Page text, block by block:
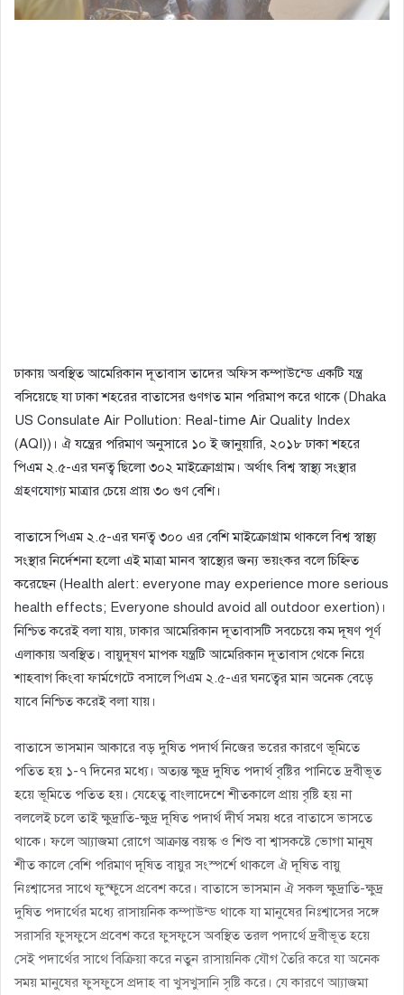
ঢাকায় অবস্থিত আমেরিকান দূতাবাস তাদের অফিস কম্পাউন্ডে একটি যন্ত্র
বসিয়েছে যা ঢাকা শহরের বাতাসের গুণগত মান পরিমাপ করে থাকে (Dhaka
US Consulate Air Pollution: Real-time Air Quality Index
(AQI))। ঐ যন্ত্রের পরিমাণ অনুসারে ১০ ই জানুয়ারি, ২০১৮ ঢাকা শহরে
পিএম ২.৫-এর ঘনত্ব ছিলো ৩০২ মাইক্রোগ্রাম। অর্থাৎ বিশ্ব স্বাস্থ্য সংস্থার
গ্রহণযোগ্য মাত্রার চেয়ে প্রায় ৩০ গুণ বেশি।
বাতাসে পিএম ২.৫-এর ঘনত্ব ৩০০ এর বেশি মাইক্রোগ্রাম থাকলে বিশ্ব স্বাস্থ্য
সংস্থার নির্দেশনা হলো এই মাত্রা মানব স্বাস্থ্যের জন্য ভয়ংকর বলে চিহ্নিত
করেছেন (Health alert: everyone may experience more serious
health effects; Everyone should avoid all outdoor exertion)।
নিশ্চিত করেই বলা যায়, ঢাকার আমেরিকান দূতাবাসটি সবচেয়ে কম দূষণ পূর্ণ
এলাকায় অবস্থিত। বায়ুদূষণ মাপক যন্ত্রটি আমেরিকান দূতাবাস থেকে নিয়ে
শাহবাগ কিংবা ফার্মগেটে বসালে পিএম ২.৫-এর ঘনত্বের মান অনেক বেড়ে
যাবে নিশ্চিত করেই বলা যায়।
বাতাসে ভাসমান আকারে বড় দুষিত পদার্থ নিজের ভরের কারণে ভূমিতে
পতিত হয় ১-৭ দিনের মধ্যে। অত্যন্ত ক্ষুদ্র দুষিত পদার্থ বৃষ্টির পানিতে দ্রবীভূত
হয়ে ভূমিতে পতিত হয়। যেহেতু বাংলাদেশে শীতকালে প্রায় বৃষ্টি হয় না
বললেই চলে তাই ক্ষুদ্রাতি-ক্ষুদ্র দূষিত পদার্থ দীর্ঘ সময় ধরে বাতাসে ভাসতে
থাকে। ফলে আ্যাজমা রোগে আক্রান্ত বয়স্ক ও শিশু বা শ্বাসকষ্টে ভোগা মানুষ
শীত কালে বেশি পরিমাণ দূষিত বায়ুর সংস্পর্শে থাকলে ঐ দূষিত বায়ু
নিঃশ্বাসের সাথে ফুস্ফুসে প্রবেশ করে। বাতাসে ভাসমান ঐ সকল ক্ষুদ্রাতি-ক্ষুদ্র
দুষিত পদার্থের মধ্যে রাসায়নিক কম্পাউন্ড থাকে যা মানুষের নিঃশ্বাসের সঙ্গে
সরাসরি ফুসফুসে প্রবেশ করে ফুসফুসে অবস্থিত তরল পদার্থে দ্রবীভূত হয়ে
সেই পদার্থের সাথে বিক্রিয়া করে নতুন রাসায়নিক যৌগ তৈরি করে যা অনেক
সময় মানুষের ফুসফুসে প্রদাহ বা খুসখুসানি সৃষ্টি করে। যে কারণে আ্যাজমা